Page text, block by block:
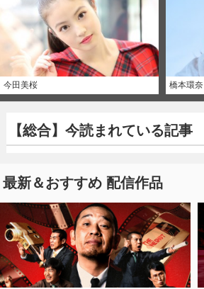
今田美桜 橋本環奈
【総合】今読まれている記事
最新＆おすすめ 配信作品